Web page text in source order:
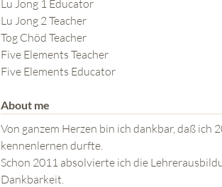
Lu Jong 1 Educator
Lu Jong 2 Teacher
Tog Chöd Teacher
Five Elements Teacher
Five Elements Educator
About me
Von ganzem Herzen bin ich dankbar, daß ich
kennenlernen durfte.
Schon 2011 absolvierte ich die
Dankbarkeit.